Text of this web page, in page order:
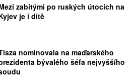
zabitými po ruských útocích na
je i dítě
nominovala na maďarského
bývalého šéfa nejvyššího